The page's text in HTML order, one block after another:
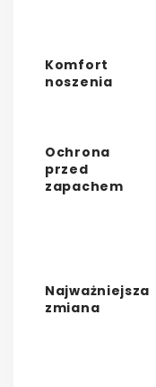
Komfort
noszenia
Ochrona
przed
zapachem
Najważniejsza
zmiana